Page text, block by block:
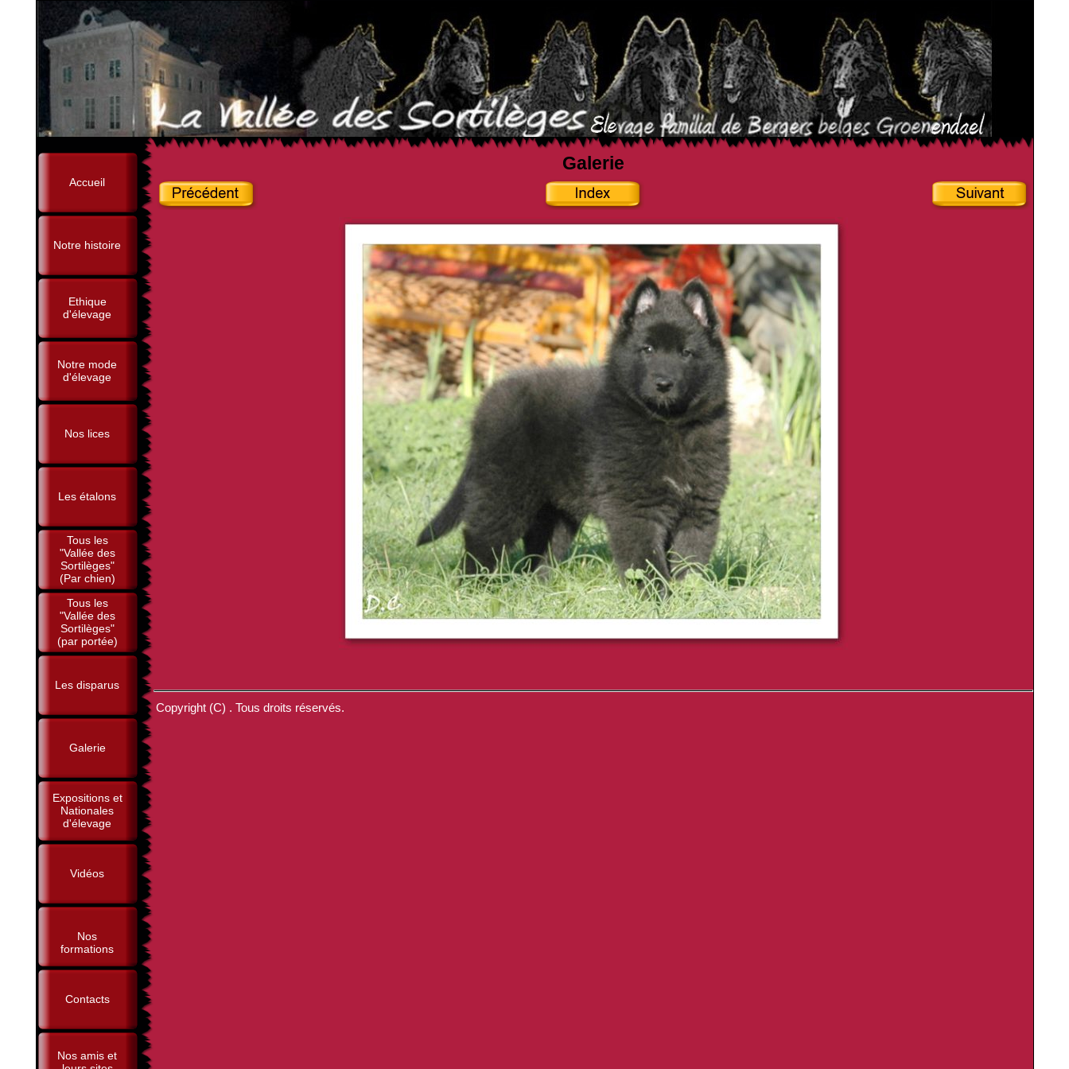
Accueil
Notre histoire
Ethique
d'élevage
Notre mode
d'élevage
Nos lices
Les étalons
Tous les
"Vallée des
Sortilèges"
(Par chien)
Tous les
"Vallée des
Sortilèges"
(par portée)
Les disparus
Galerie
Expositions et
Nationales
d'élevage
Vidéos
Nos
formations
Contacts
Nos amis et
Galerie
Copyright (C) . Tous droits réservés.